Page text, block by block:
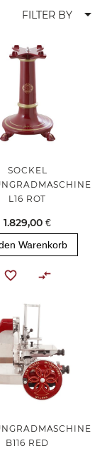
FILTER BY arrow_drop_down
SOCKEL
L16 ROT
1.829,00 €
Warenkorb
B116 RED